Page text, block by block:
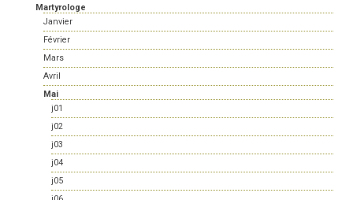
Martyrologe
Janvier
Février
Mars
Avril
Mai
j01
j02
j03
j04
j05